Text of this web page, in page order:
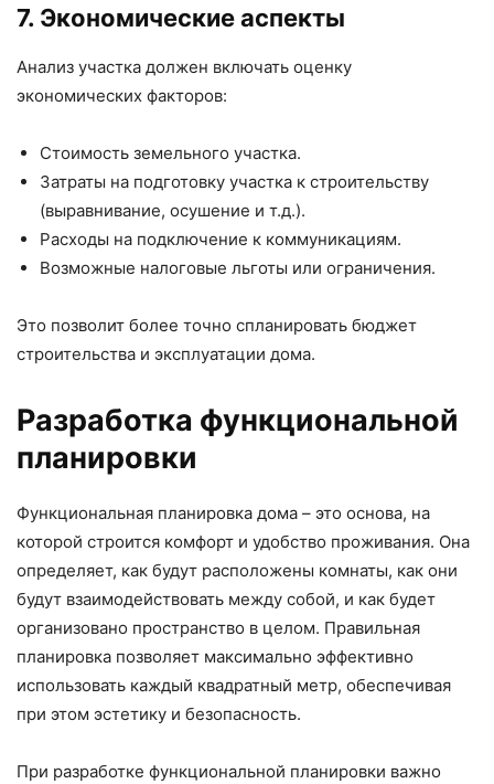
7. Экономические аспекты
Анализ участка должен включать оценку
экономических факторов:
Стоимость земельного участка.
Затраты на подготовку участка к строительству
(выравнивание, осушение и т.д.).
Расходы на подключение к коммуникациям.
Возможные налоговые льготы или ограничения.
Это позволит более точно спланировать бюджет
строительства и эксплуатации дома.
Разработка функциональной
планировки
Функциональная планировка дома – это основа, на
которой строится комфорт и удобство проживания. Она
определяет, как будут расположены комнаты, как они
будут взаимодействовать между собой, и как будет
организовано пространство в целом. Правильная
планировка позволяет максимально эффективно
использовать каждый квадратный метр, обеспечивая
при этом эстетику и безопасность.
При разработке функциональной планировки важно